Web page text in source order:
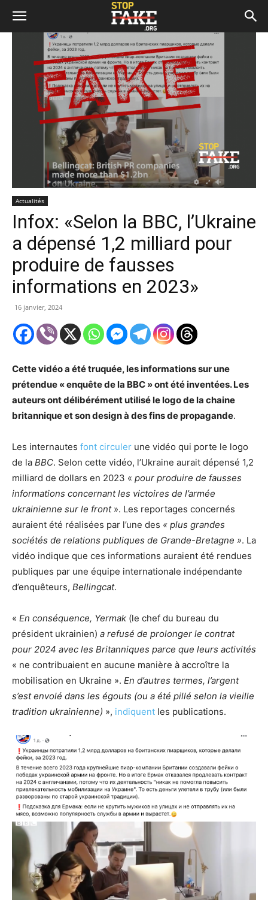
Actualités
Infox: «Selon la BBC, l’Ukraine
a dépensé 1,2 milliard pour
produire de fausses
informations en 2023»
16 janvier, 2024
Cette vidéo a été truquée, les informations sur une
prétendue « enquête de la BBC » ont été inventées. Les
auteurs ont délibérément utilisé le logo de la chaine
britannique et son design à des fins de propagande.
Les internautes font circuler une vidéo qui porte le logo
de la BBC. Selon cette vidéo, l’Ukraine aurait dépensé 1,2
milliard de dollars en 2023 « pour produire de fausses
informations concernant les victoires de l’armée
ukrainienne sur le front ». Les reportages concernés
auraient été réalisées par l’une des « plus grandes
sociétés de relations publiques de Grande-Bretagne ». La
vidéo indique que ces informations auraient été rendues
publiques par une équipe internationale indépendante
d’enquêteurs, Bellingcat.
« En conséquence, Yermak (le chef du bureau du
président ukrainien) a refusé de prolonger le contrat
pour 2024 avec les Britanniques parce que leurs activités
« ne contribuaient en aucune manière à accroître la
mobilisation en Ukraine ». En d’autres termes, l’argent
s’est envolé dans les égouts (ou a été pillé selon la vieille
tradition ukrainienne) », indiquent les publications.